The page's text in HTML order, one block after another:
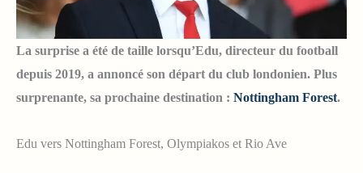
La surprise a été de taille lorsqu’Edu, directeur du football
depuis 2019, a annoncé son départ du club londonien. Plus
surprenante, sa prochaine destination : Nottingham Forest.
Edu vers Nottingham Forest, Olympiakos et Rio Ave